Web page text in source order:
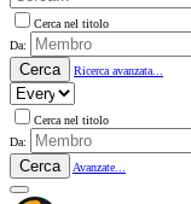
Cerca nel titolo
Da:
Cerca Ricerca avanzata...
Cerca nel titolo
Da:
Cerca Avanzate...